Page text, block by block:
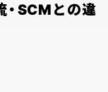
・SCMとの違